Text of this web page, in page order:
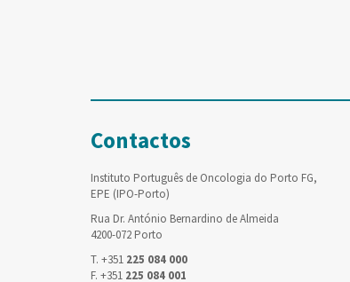
Contactos
Instituto Português de Oncologia do Porto FG,
EPE (IPO-Porto)
Rua Dr. António Bernardino de Almeida
4200-072 Porto
T. +351 225 084 000
F. +351 225 084 001